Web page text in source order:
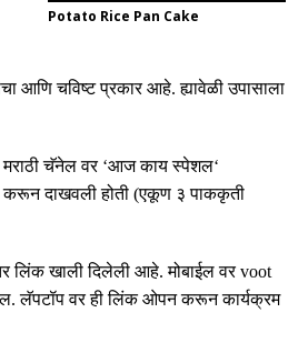
Potato Rice Pan Cake
आणि चविष्ट प्रकारआहे.ह्यावेळी उपासाला
मराठी चॅनेल वर ‘आज काय स्पेशल‘
करून दाखवली होती (एकूण ३ पाककृती
लिंक खाली दिलेली आहे.मोबाईल वर voot
.लॅपटॉप वर ही लिंक ओपन करून कार्यक्रम